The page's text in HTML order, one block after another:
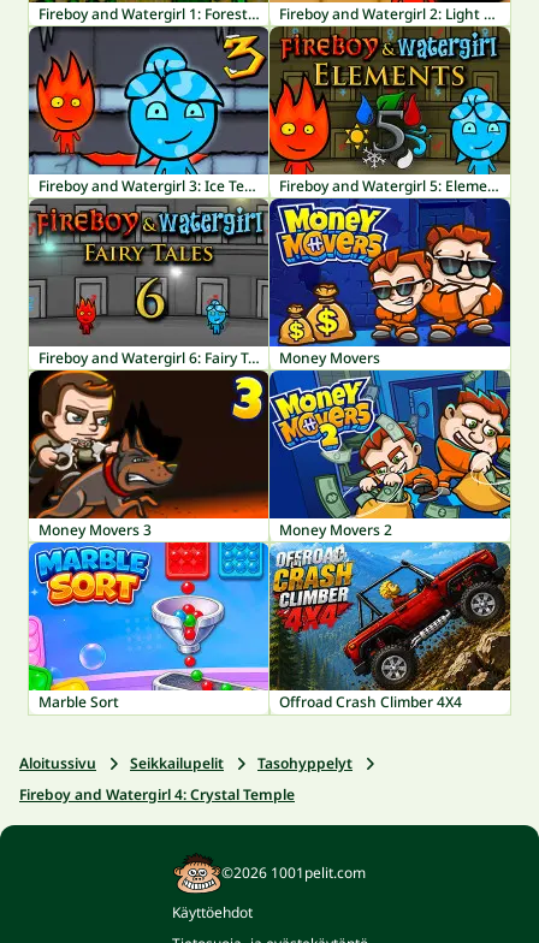
Fireboy and Watergirl 1: Forest Temple Fireboy and Watergirl 2: Light Temple
Fireboy and Watergirl 3: Ice Temple Fireboy and Watergirl 5: Elements
Fireboy and Watergirl 6: Fairy Tales Money Movers
Money Movers 3 Money Movers 2
Marble Sort Offroad Crash Climber 4X4
Aloitussivu Seikkailupelit
Tasohyppelyt
Fireboy and Watergirl 4: Crystal Temple
©2026 1001pelit.com
Käyttöehdot